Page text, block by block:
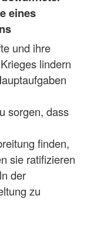
eines
und ihre
lindern
sorgen, dass
finden,
sie ratifizieren
der
zu